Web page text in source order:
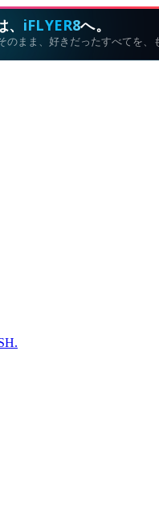
iFLYER8へ。
のまま、好きだったすべてを、